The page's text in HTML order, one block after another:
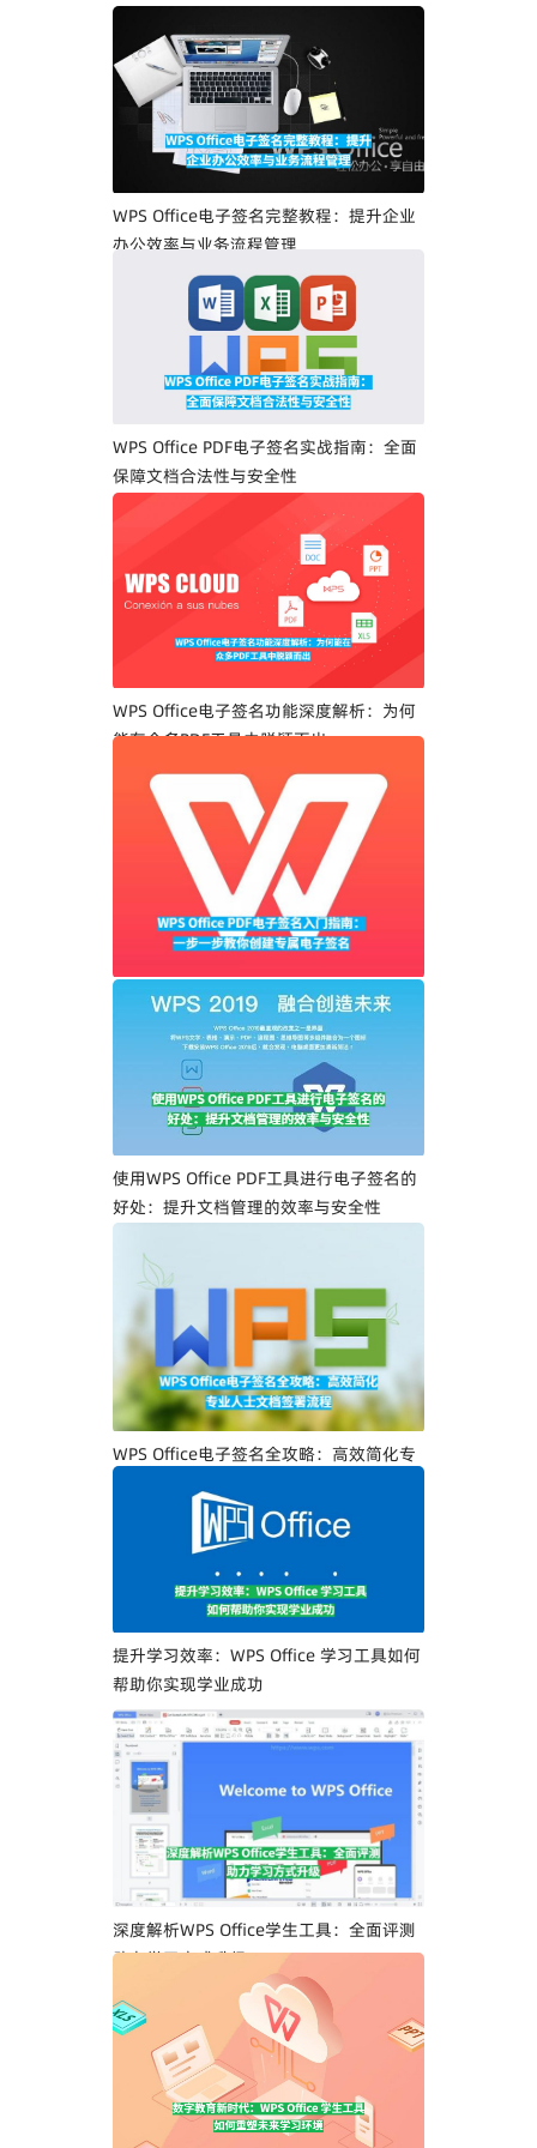
WPS Office电子签名完整教程：提升企业
办公效率与业务流程管理
WPS Office PDF电子签名实战指南：全面
保障文档合法性与安全性
WPS Office电子签名功能深度解析：为何
能在众多PDF工具中脱颖而出
WPS Office PDF电子签名入门指南：一步
一步教你创建专属电子签名
使用WPS Office PDF工具进行电子签名的
好处：提升文档管理的效率与安全性
WPS Office电子签名全攻略：高效简化专
提升学习效率：WPS Office 学习工具如何
帮助你实现学业成功
深度解析WPS Office学生工具：全面评测
助力学习方式升级